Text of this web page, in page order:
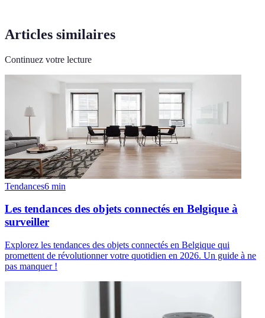
Articles similaires
Continuez votre lecture
Tendances6 min
Les tendances des objets connectés en Belgique à
surveiller
Explorez les tendances des objets connectés en Belgique qui
promettent de révolutionner votre quotidien en 2026. Un guide à ne
pas manquer !